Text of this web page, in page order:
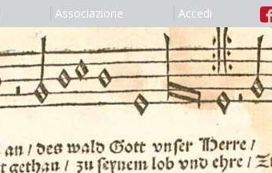
Associazione Accedi